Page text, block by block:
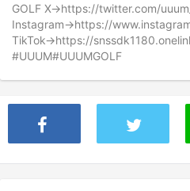
GOLF X→https://twitter.com/
Instagram→https://
TikTok→https://
#UUUM#UUUMGOLF